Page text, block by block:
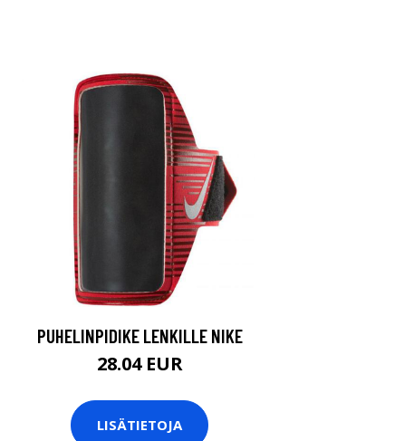
PUHELINPIDIKE LENKILLE NIKE
28.04 EUR
LISÄTIETOJA